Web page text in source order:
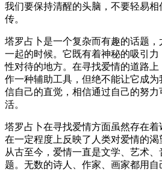
我们要保持清醒的头脑，不要轻易
传。
塔罗占卜是一个复杂而有趣的话题
一起的时候。它既有着神秘的吸引
性对待的地方。在寻找爱情的道路
作一种辅助工具，但绝不能让它成
信自己的直觉，相信通过自己的努
活。
塔罗占卜在寻找爱情方面虽然存在
在一定程度上反映了人类对爱情的渴
从古至今，爱情一直是文学、艺术
题。无数的诗人、作家、画家都用